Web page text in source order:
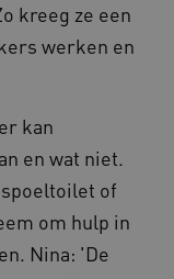
kreeg ze een
werken en
kan
en wat niet.
of
om hulp in
Nina: 'De